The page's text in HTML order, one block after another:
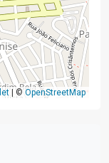
© OpenStreetMap